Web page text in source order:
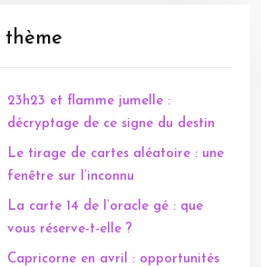
thème
23h23 et flamme jumelle :
décryptage de ce signe du destin
Le tirage de cartes aléatoire : une
fenêtre sur l’inconnu
La carte 14 de l’oracle gé : que
vous réserve-t-elle ?
Capricorne en avril : opportunités